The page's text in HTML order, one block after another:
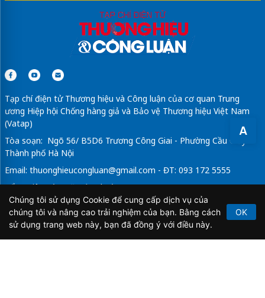
A
Tạp chí điện tử Thương hiệu và Công luận của cơ quan Trung
ương Hiệp hội Chống hàng giả và Bảo vệ Thương hiệu Việt Nam
(Vatap)
Tòa soạn: Ngõ 56/ B5D6 Trương Công Giai - Phường Cầu Giấy -
Thành phố Hà Nội
Email: thuonghieucongluan@gmail.com - ĐT: 093 172 5555
Tổng Biên Tập: Vũ Đức Thuận
Giấy phép hoạt động báo chí điện tử số 64/GP-BTTTT do Bộ
Thông tin và Truyền thông cấp ngày 21/2/2020.
Chúng tôi sử dụng Cookie để cung cấp dịch vụ của
chúng tôi và nâng cao trải nghiệm của bạn. Bằng cách
sử dụng trang web này, bạn đã đồng ý với điều này.
OK